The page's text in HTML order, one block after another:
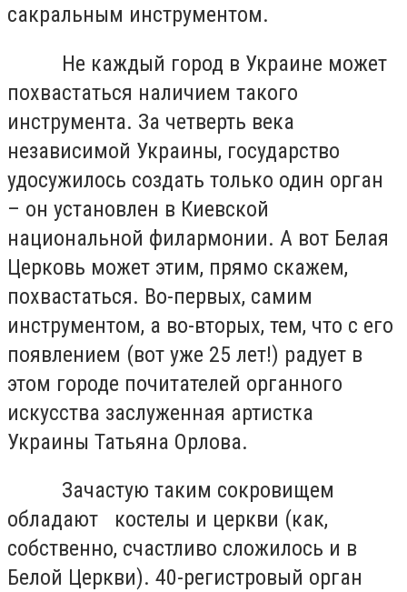
сакральным инструментом.
Не каждый город в Украине может
похвастаться наличием такого
инструмента. За четверть века
независимой Украины, государство
удосужилось создать только один орган
– он установлен в Киевской
национальной филармонии. А вот Белая
Церковь может этим, прямо скажем,
похвастаться. Во-первых, самим
инструментом, а во-вторых, тем, что с его
появлением (вот уже 25 лет!) радует в
этом городе почитателей органного
искусства заслуженная артистка
Украины Татьяна Орлова.
Зачастую таким сокровищем
обладают костелы и церкви (как,
собственно, счастливо сложилось и в
Белой Церкви). 40-регистровый орган